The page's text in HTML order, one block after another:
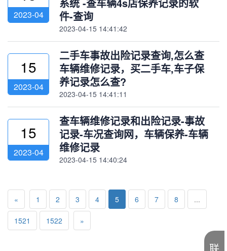
2023-04
件-查询
2023-04-15 14:41:42
15
2023-04
二手车事故出险记录查询,怎么查
车辆维修记录，买二手车,车子保
养记录怎么查?
2023-04-15 14:41:11
15
2023-04
查车辆维修记录和出险记录-事故
记录-车况查询网，车辆保养-车辆
维修记录
2023-04-15 14:40:24
« 1 2 3 4 5 6 7 8 ...
1521 1522 »